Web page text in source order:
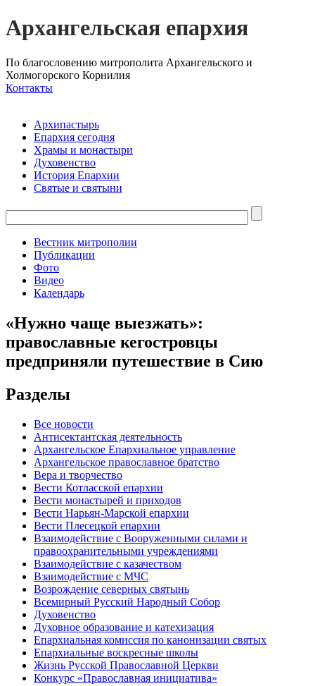
Архангельская епархия
По благословению митрополита Архангельского и
Холмогорского Корнилия
Контакты
Архипастырь
Епархия сегодня
Храмы и монастыри
Духовенство
История Епархии
Святые и святыни
Вестник митрополии
Публикации
Фото
Видео
Календарь
«Нужно чаще выезжать»:
православные кегостровцы
предприняли путешествие в Сию
Разделы
Все новости
Антисектантская деятельность
Архангельское Епархиальное управление
Архангельское православное братство
Вера и творчество
Вести Котласской епархии
Вести монастырей и приходов
Вести Нарьян-Марской епархии
Вести Плесецкой епархии
Взаимодействие с Вооруженными силами и
правоохранительными учреждениями
Взаимодействие с казачеством
Взаимодействие с МЧС
Возрождение северных святынь
Всемирный Русский Народный Собор
Духовенство
Духовное образование и катехизация
Епархиальная комиссия по канонизации святых
Епархиальные воскресные школы
Жизнь Русской Православной Церкви
Конкурс «Православная инициатива»